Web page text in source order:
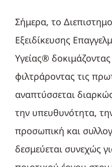
Σήμερα, το
Εξειδίκευσης
Υγείας®
φιλτράροντας τις
αναπτύσσεται
την υπευθυνότητα,
προσωπική και
δεσμεύεται συνεχώς